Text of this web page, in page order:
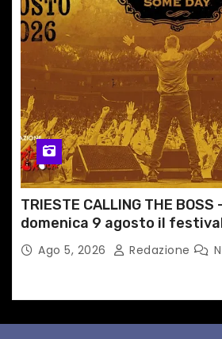
TRIESTE CALLING THE
domenica 9 agosto il
dedicato a Springsteen
Ago 5, 2026 Redazione